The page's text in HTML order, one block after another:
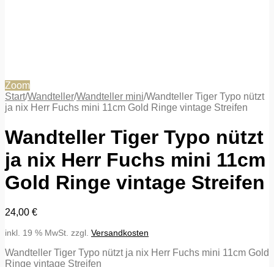
Zoom
Start/Wandteller/Wandteller mini/Wandteller Tiger Typo nützt
ja nix Herr Fuchs mini 11cm Gold Ringe vintage Streifen
Wandteller Tiger Typo nützt
ja nix Herr Fuchs mini 11cm
Gold Ringe vintage Streifen
24,00 €
inkl. 19 % MwSt. zzgl. Versandkosten
Wandteller Tiger Typo nützt ja nix Herr Fuchs mini 11cm Gold
Ringe vintage Streifen